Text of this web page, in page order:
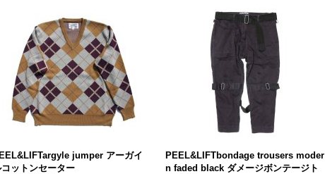
jumper アーガイ
ットンセーター
PEEL&LIFTbondage trousers moder
n faded black ダメージボンテージト